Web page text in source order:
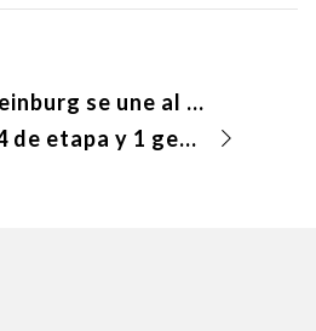
Greete Steinburg se une al Cannondale Vas Arabay
5 podiums (4 de etapa y 1 general) en la Costa Blanca Bike Race